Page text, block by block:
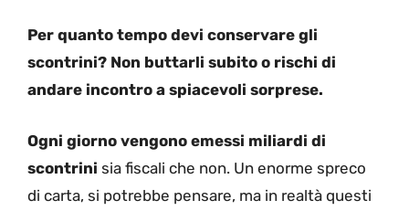
Per quanto tempo devi conservare gli
scontrini? Non buttarli subito o rischi di
andare incontro a spiacevoli sorprese.
Ogni giorno vengono emessi miliardi di
scontrini sia fiscali che non. Un enorme spreco
di carta, si potrebbe pensare, ma in realtà questi